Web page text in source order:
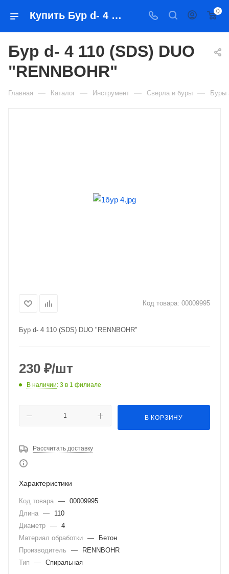
Купить Бур d- 4 110 (SDS) DUO "RENNBOHR" в Якутске — цена, характеристики, подбор | Востоктехторг 0
Бур d- 4 110 (SDS) DUO
"RENNBOHR"
Главная — Каталог — Инструмент — Сверла и буры — Буры
Код товара: 00009995
Бур d- 4 110 (SDS) DUO "RENNBOHR"
230 ₽/шт
В наличии: 3 в 1 филиале
В КОРЗИНУ
Рассчитать доставку
Характеристики
Код товара — 00009995
Длина —
110
Диаметр — 4
Материал обработки —
Бетон
Производитель
—
RENNBOHR
Тип
— Спиральная